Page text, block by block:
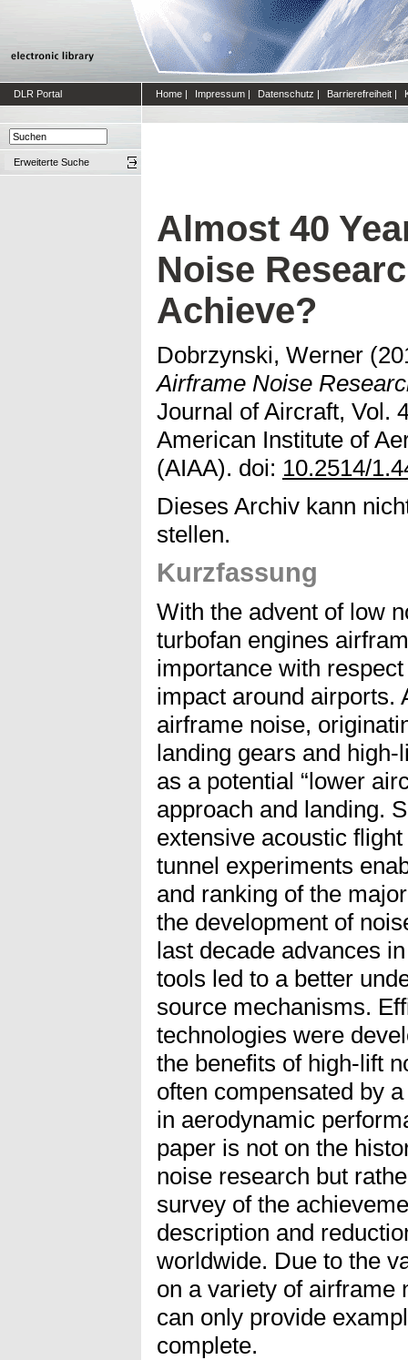
DLR Portal Home | Impressum | Datenschutz | Barrierefreiheit |
Erweiterte Suche
Almost 40
Noise
Achieve?
Dobrzynski, Werner
Airframe Noise
Journal of Aircraft, Vol.
American Institute of
(AIAA). doi: 10.2514/
Dieses Archiv kann
stellen.
Kurzfassung
With the advent of low
turbofan engines
importance with
impact around airports.
airframe noise,
landing gears and
as a potential “lower
approach and landing.
extensive acoustic
tunnel experiments
and ranking of the
the development of
last decade advances
tools led to a better
source mechanisms.
technologies were
the benefits of high-lift
often compensated by
in aerodynamic
paper is not on the
noise research but
survey of the
description and
worldwide. Due to the
on a variety of airframe
can only provide
complete.